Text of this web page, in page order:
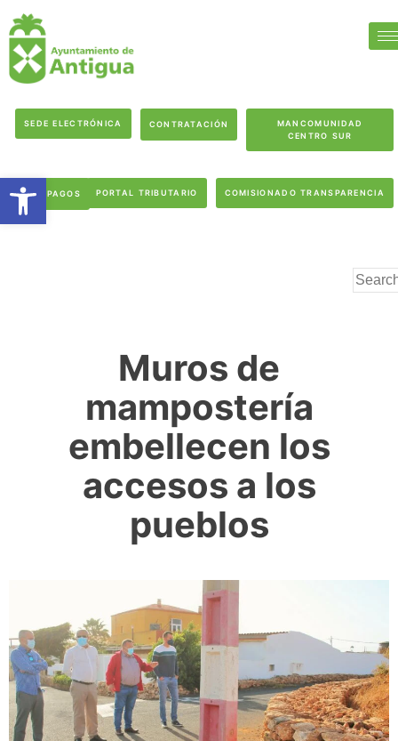
SEDE ELECTRÓNICA CONTRATACIÓN
MANCOMUNIDAD
CENTRO SUR
PAGOS PORTAL TRIBUTARIO COMISIONADO TRANSPARENCIA
Muros de
mampostería
embellecen los
accesos a los
pueblos
Abrir barra de herramientas